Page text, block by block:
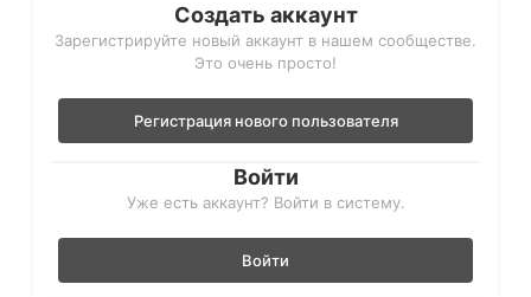
Создать аккаунт
Зарегистрируйте новый аккаунт в нашем сообществе.
Это очень просто!
Регистрация нового пользователя
Войти
Уже есть аккаунт? Войти в систему.
Войти